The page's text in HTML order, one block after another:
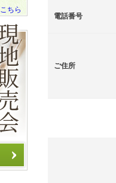
電話番号
ご住所
こちら